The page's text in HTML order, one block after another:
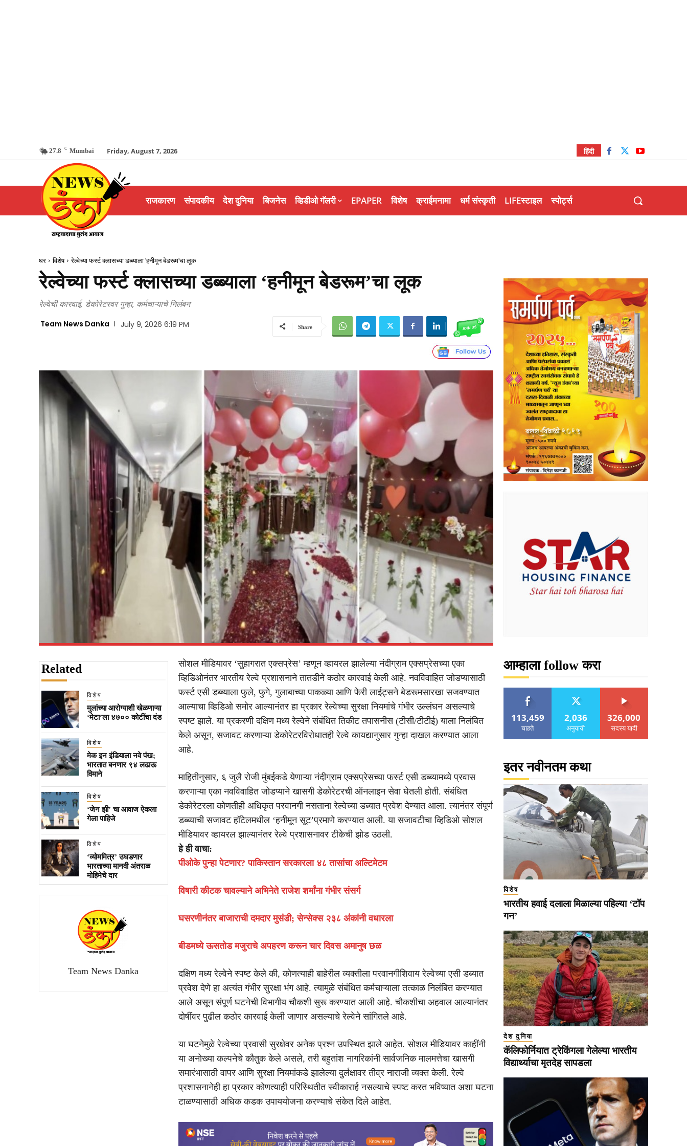
27.8 C Mumbai Friday, August 7, 2026 हिंदी
राजकारण संपादकीय देश दुनिया बिजनेस व्हिडीओ गॅलरी EPAPER विशेष क्राईमनामा धर्म संस्कृती LIFEस्टाइल स्पोर्ट्स
घर विशेष रेल्वेच्या फर्स्ट क्लासच्या डब्ब्याला 'हनीमून बेडरूम'चा लूक
रेल्वेच्या फर्स्ट क्लासच्या डब्ब्याला ‘हनीमून बेडरूम’चा लूक
रेल्वेची कारवाई, डेकोरेटरवर गुन्हा, कर्मचाऱ्याचे निलंबन
Team News Danka July 9, 2026 6:19 PM Share
Related
विशेष
मुलांच्या आरोग्याशी खेळणाऱ्या
‘मेटा’ला ४७०० कोटींचा दंड
विशेष
मेक इन इंडियाला नवे पंख;
भारतात बनणार ९४ लढाऊ
विमाने
विशेष
‘जेन झी’ चा आवाज ऐकला
गेला पाहिजे
विशेष
‘व्योममित्र’ उघडणार
भारताच्या मानवी अंतराळ
मोहिमेचे दार
Team News Danka
सोशल मीडियावर ‘सुहागरात एक्सप्रेस’ म्हणून व्हायरल झालेल्या नंदीग्राम एक्सप्रेसच्या एका
व्हिडिओनंतर भारतीय रेल्वे प्रशासनाने तातडीने कठोर कारवाई केली आहे. नवविवाहित जोडप्यासाठी
फर्स्ट एसी डब्ब्याला फुले, फुगे, गुलाबाच्या पाकळ्या आणि फेरी लाईट्सने बेडरूमसारखा सजवण्यात
आल्याचा व्हिडिओ समोर आल्यानंतर हा प्रकार रेल्वेच्या सुरक्षा नियमांचे गंभीर उल्लंघन असल्याचे
स्पष्ट झाले. या प्रकरणी दक्षिण मध्य रेल्वेने संबंधित तिकीट तपासनीस (टीसी/टीटीई) याला निलंबित
केले असून, सजावट करणाऱ्या डेकोरेटरविरोधातही रेल्वे कायद्यानुसार गुन्हा दाखल करण्यात आला
आहे.
माहितीनुसार, ६ जुलै रोजी मुंबईकडे येणाऱ्या नंदीग्राम एक्सप्रेसच्या फर्स्ट एसी डब्ब्यामध्ये प्रवास
करणाऱ्या एका नवविवाहित जोडप्याने खासगी डेकोरेटरची ऑनलाइन सेवा घेतली होती. संबंधित
डेकोरेटरला कोणतीही अधिकृत परवानगी नसताना रेल्वेच्या डब्यात प्रवेश देण्यात आला. त्यानंतर संपूर्ण
डब्ब्याची सजावट हॉटेलमधील ‘हनीमून सूट’प्रमाणे करण्यात आली. या सजावटीचा व्हिडिओ सोशल
मीडियावर व्हायरल झाल्यानंतर रेल्वे प्रशासनावर टीकेची झोड उठली.
हे ही वाचा:
पीओके पुन्हा पेटणार? पाकिस्तान सरकारला ४८ तासांचा अल्टिमेटम
विषारी कीटक चावल्याने अभिनेते राजेश शर्मांना गंभीर संसर्ग
घसरणीनंतर बाजाराची दमदार मुसंडी; सेन्सेक्स २३८ अंकांनी वधारला
बीडमध्ये ऊसतोड मजुराचे अपहरण करून चार दिवस अमानुष छळ
दक्षिण मध्य रेल्वेने स्पष्ट केले की, कोणत्याही बाहेरील व्यक्तीला परवानगीशिवाय रेल्वेच्या एसी डब्यात
प्रवेश देणे हा अत्यंत गंभीर सुरक्षा भंग आहे. त्यामुळे संबंधित कर्मचाऱ्याला तत्काळ निलंबित करण्यात
आले असून संपूर्ण घटनेची विभागीय चौकशी सुरू करण्यात आली आहे. चौकशीचा अहवाल आल्यानंतर
दोषींवर पुढील कठोर कारवाई केली जाणार असल्याचे रेल्वेने सांगितले आहे.
या घटनेमुळे रेल्वेच्या प्रवासी सुरक्षेवर अनेक प्रश्न उपस्थित झाले आहेत. सोशल मीडियावर काहींनी
या अनोख्या कल्पनेचे कौतुक केले असले, तरी बहुतांश नागरिकांनी सार्वजनिक मालमत्तेचा खासगी
समारंभासाठी वापर आणि सुरक्षा नियमांकडे झालेल्या दुर्लक्षावर तीव्र नाराजी व्यक्त केली. रेल्वे
प्रशासनानेही हा प्रकार कोणत्याही परिस्थितीत स्वीकारार्ह नसल्याचे स्पष्ट करत भविष्यात अशा घटना
टाळण्यासाठी अधिक कडक उपाययोजना करण्याचे संकेत दिले आहेत.
आम्हाला follow करा
113,459
चाहते
2,036
अनुयायी
326,000
सदस्य यादी
इतर नवीनतम कथा
विशेष
भारतीय हवाई दलाला मिळाल्या पहिल्या ‘टॉप
गन’
देश दुनिया
कॅलिफोर्नियात ट्रेकिंगला गेलेल्या भारतीय
विद्यार्थ्याचा मृतदेह सापडला